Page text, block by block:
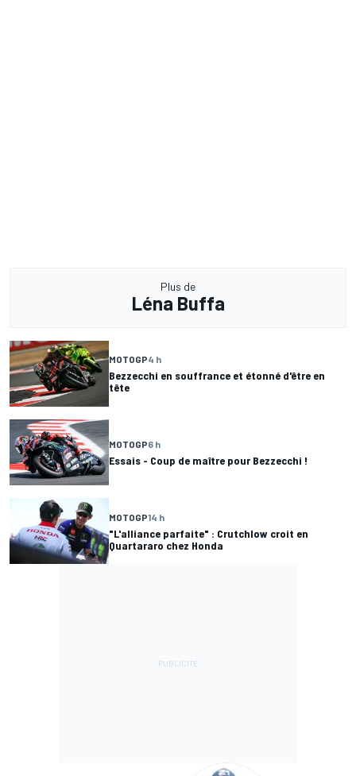
Plus de
Léna Buffa
MOTOGP4 h
Bezzecchi en souffrance et étonné d'être en
tête
MOTOGP6 h
Essais - Coup de maître pour Bezzecchi !
MOTOGP14 h
"L'alliance parfaite" : Crutchlow croit en
Quartararo chez Honda